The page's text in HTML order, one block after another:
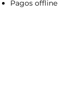
Pagos offline